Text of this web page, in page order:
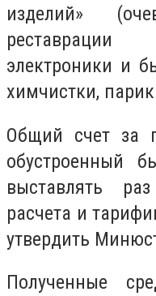
изделий»
электроники и
химчистки,
Общий счет за
обустроенный
выставлять
расчета и
утвердить
Полученные